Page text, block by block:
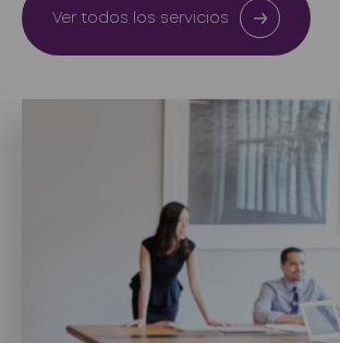
Ver todos los servicios